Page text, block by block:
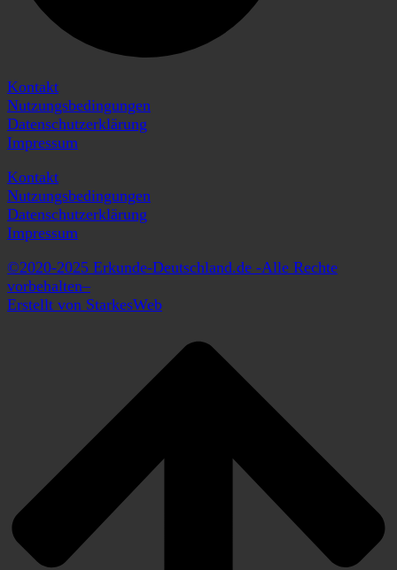
Kontakt
Nutzungsbedingungen
Datenschutzerklärung
Impressum
Kontakt
Nutzungsbedingungen
Datenschutzerklärung
Impressum
©2020-2025 Erkunde-Deutschland.de -Alle Rechte
vorbehalten–
Erstellt von StarkesWeb